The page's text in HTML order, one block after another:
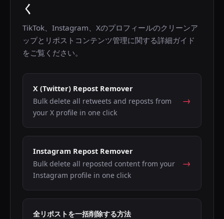
く
TikTok、Instagram、Xのプロフィールのクリーンア
ップとリポストコンテンツ管理に関する詳細ガイド
をご覧ください。
X (Twitter) Repost Remover
Bulk delete all retweets and reposts from
your X profile in one click
→
Instagram Repost Remover
Bulk delete all reposted content from your
Instagram profile in one click
→
全リポストを一括削除する方法